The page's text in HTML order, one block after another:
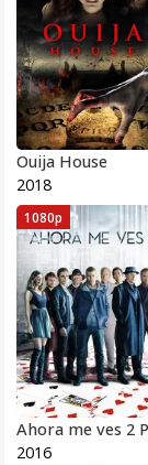
Ouija House
2018
2016
1080p